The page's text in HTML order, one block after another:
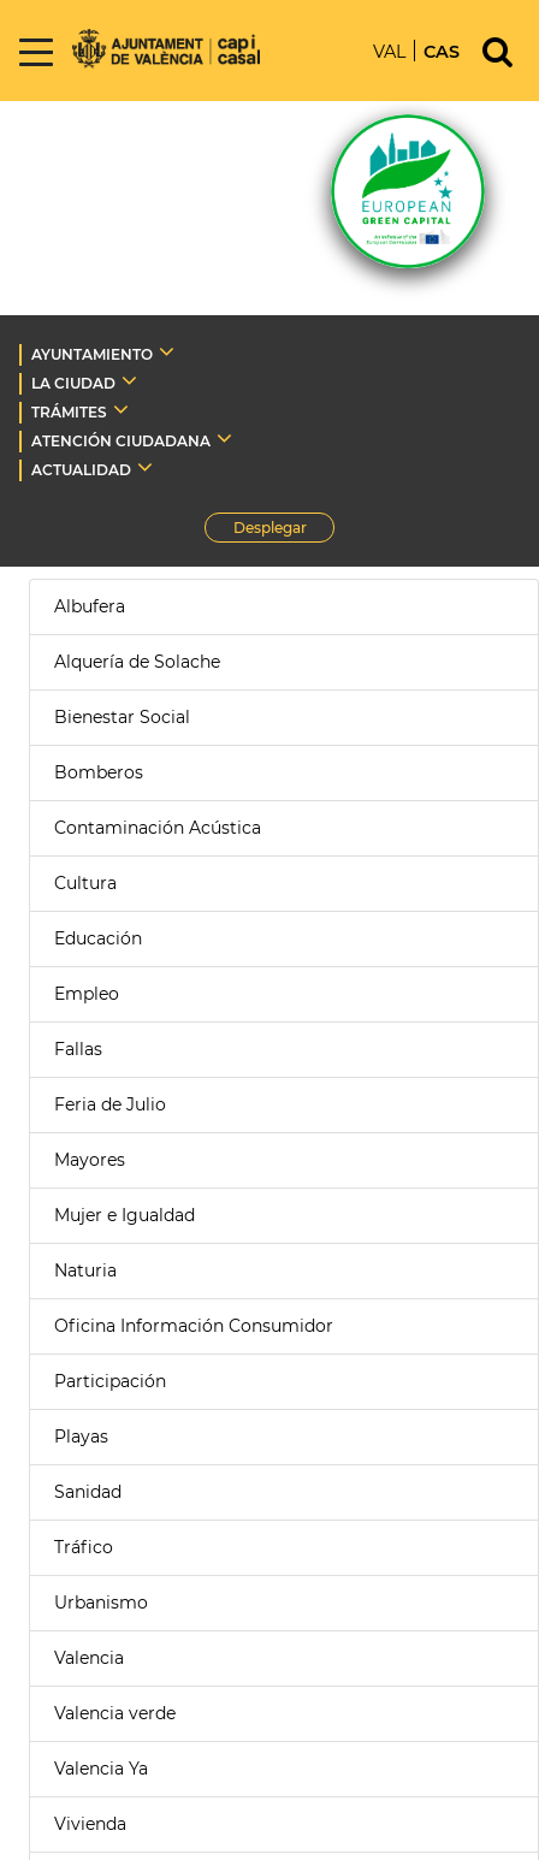
VAL CAS
AYUNTAMIENTO
LA CIUDAD
TRÁMITES
ATENCIÓN CIUDADANA
ACTUALIDAD
Desplegar
Albufera
Alquería de Solache
Bienestar Social
Bomberos
Contaminación Acústica
Cultura
Educación
Empleo
Fallas
Feria de Julio
Mayores
Mujer e Igualdad
Naturia
Oficina Información Consumidor
Participación
Playas
Sanidad
Tráfico
Urbanismo
Valencia
Valencia verde
Valencia Ya
Vivienda